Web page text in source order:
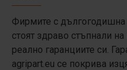
Фирмите с
стоят здраво стъпнали
реално гаранциите си.
agripart.eu се покрива